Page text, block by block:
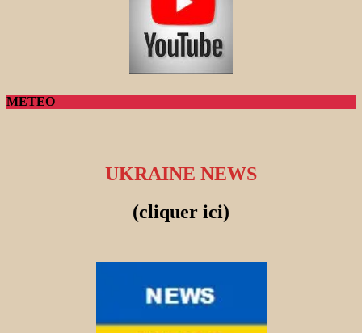
METEO
UKRAINE NEWS
(cliquer ici)